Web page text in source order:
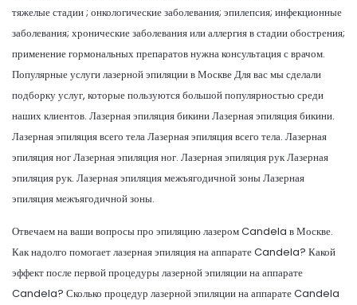
тяжелые стадии ; онкологические заболевания; эпилепсия; инфекционные
заболевания; хронические заболевания или аллергия в стадии обострения;
применение гормональных препаратов нужна консультация с врачом.
Популярные услуги лазерной эпиляции в Москве Для вас мы сделали
подборку услуг, которые пользуются большой популярностью среди
наших клиентов. Лазерная эпиляция бикини Лазерная эпиляция бикини.
Лазерная эпиляция всего тела Лазерная эпиляция всего тела. Лазерная
эпиляция ног Лазерная эпиляция ног. Лазерная эпиляция рук Лазерная
эпиляция рук. Лазерная эпиляция межъягодичной зоны Лазерная
эпиляция межъягодичной зоны.
Отвечаем на ваши вопросы про эпиляцию лазером Candela в Москве.
Как надолго помогает лазерная эпиляция на аппарате Candela? Какой
эффект после первой процедуры лазерной эпиляции на аппарате
Candela? Сколько процедур лазерной эпиляции на аппарате Candela